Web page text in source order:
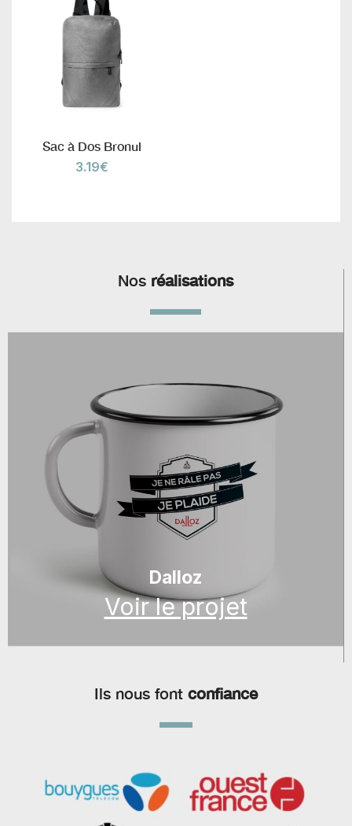
Sac à Dos Bronul
3.19€
Nos réalisations
Dalloz
Voir le projet
Ils nous font confiance